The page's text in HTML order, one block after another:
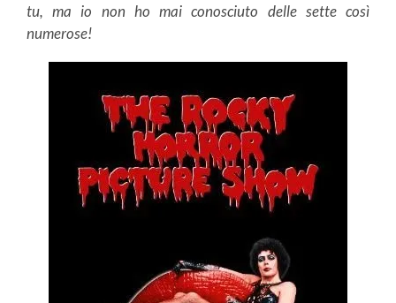
tu, ma io non ho mai conosciuto delle sette così
numerose!